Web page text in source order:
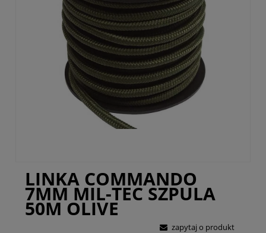
LINKA COMMANDO
7MM MIL-TEC SZPULA
50M OLIVE
zapytaj o produkt